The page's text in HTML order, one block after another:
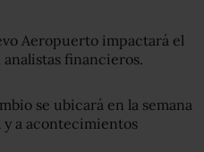
Aeropuerto impactará el
financieros.
se ubicará en la semana
y a acontecimientos